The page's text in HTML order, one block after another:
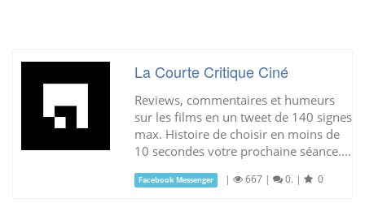
La Courte Critique Ciné
Reviews, commentaires et humeurs
sur les films en un tweet de 140 signes
max. Histoire de choisir en moins de
10 secondes votre prochaine séance....
Facebook Messenger | 667 | 0. | 0